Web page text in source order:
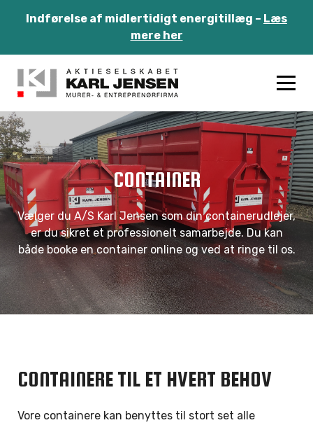
Indførelse af midlertidigt energitillæg – Læs
mere her
CONTAINER
Vælger du A/S Karl Jensen som din containerudlejer,
er du sikret et professionelt samarbejde. Du kan
både booke en container online og ved at ringe til os.
CONTAINERE TIL ET HVERT BEHOV
Vore containere kan benyttes til stort set alle